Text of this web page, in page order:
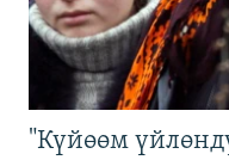
"Күйөөм